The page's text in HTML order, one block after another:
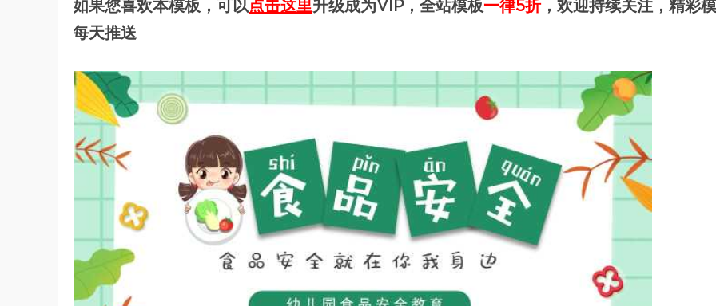
如果您喜欢本模板，可以点击这里升级成为VIP，全站模板一律5折，欢迎持续关注，精彩
每天推送